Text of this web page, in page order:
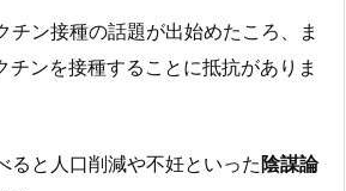
チン接種の話題が出始めたころ、ま
チンを接種することに抵抗がありま
ると人口削減や不妊といった陰謀論